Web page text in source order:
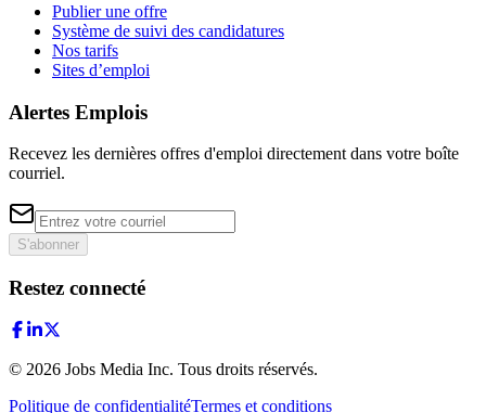
Publier une offre
Système de suivi des candidatures
Nos tarifs
Sites d’emploi
Alertes Emplois
Recevez les dernières offres d'emploi directement dans votre boîte
courriel.
S'abonner
Restez connecté
© 2026 Jobs Media Inc. Tous droits réservés.
Politique de confidentialitéTermes et conditions